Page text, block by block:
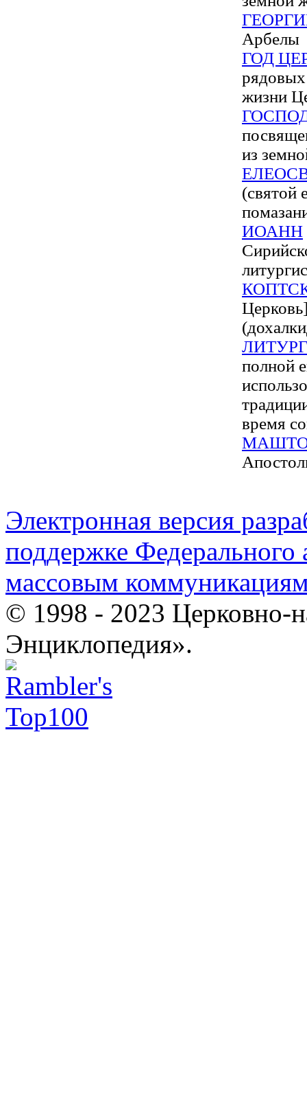
Арбелы
ГОД
рядовых
жизни
из
(святой
ИОАНН
полной
время
Электронная версия
поддержке Федерального
массовым
© 1998 - 2023 Церковно-
Энциклопедия».